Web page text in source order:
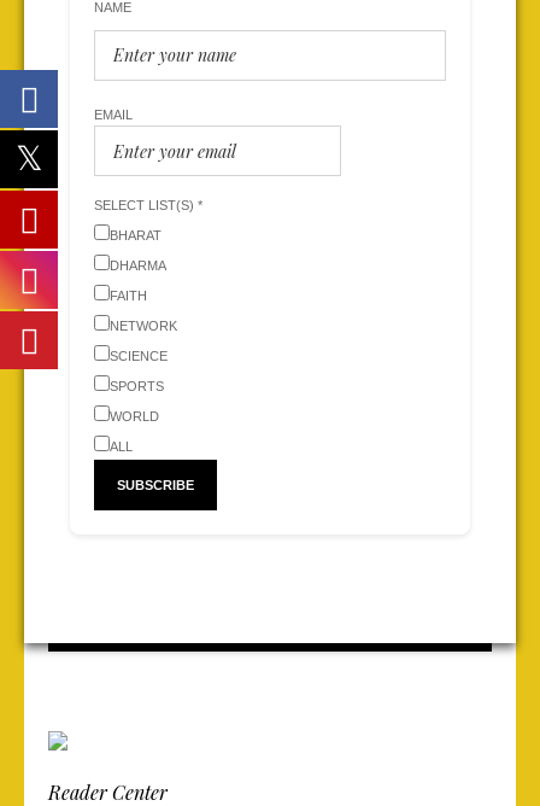
NAME
EMAIL
SELECT LIST(S) *
BHARAT
DHARMA
FAITH
NETWORK
SCIENCE
SPORTS
WORLD
ALL
Reader Center